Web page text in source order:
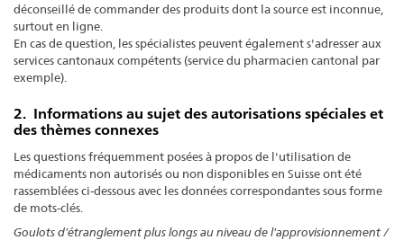
déconseillé de commander des produits dont la source est inconnue,
surtout en ligne.
En cas de question, les spécialistes peuvent également s'adresser aux
services cantonaux compétents (service du pharmacien cantonal par
exemple).
2. Informations au sujet des autorisations spéciales et
des thèmes connexes
Les questions fréquemment posées à propos de l'utilisation de
médicaments non autorisés ou non disponibles en Suisse ont été
rassemblées ci-dessous avec les données correspondantes sous forme
de mots-clés.
Goulots d'étranglement plus longs au niveau de l'approvisionnement /